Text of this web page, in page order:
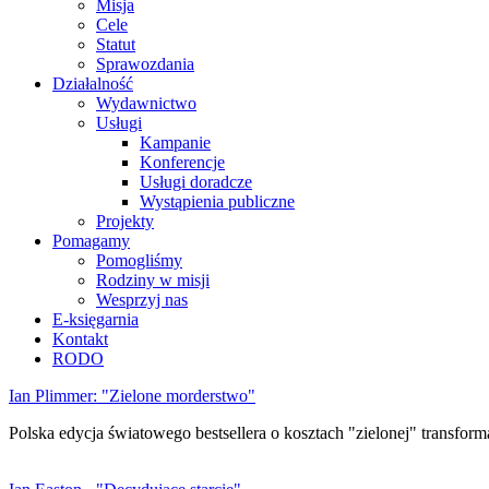
Misja
Cele
Statut
Sprawozdania
Działalność
Wydawnictwo
Usługi
Kampanie
Konferencje
Usługi doradcze
Wystąpienia publiczne
Projekty
Pomagamy
Pomogliśmy
Rodziny w misji
Wesprzyj nas
E-księgarnia
Kontakt
RODO
Ian Plimmer: "Zielone morderstwo"
Polska edycja światowego bestsellera o kosztach "zielonej"